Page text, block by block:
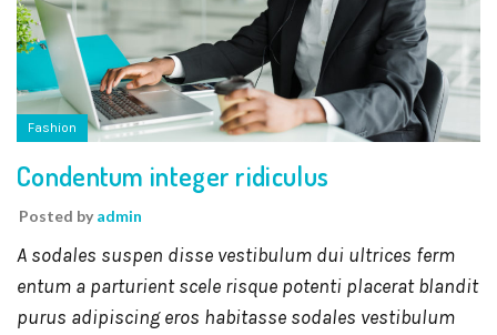
Fashion
Condentum integer ridiculus
Posted by admin
A sodales suspen disse vestibulum dui ultrices ferm
entum a parturient scele risque potenti placerat blandit
purus adipiscing eros habitasse sodales vestibulum